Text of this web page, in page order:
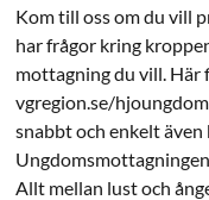
Kom till oss om du vill
har frågor kring
mottagning du vill. Här
vgregion.se/
snabbt och enkelt även
Allt mellan lust och